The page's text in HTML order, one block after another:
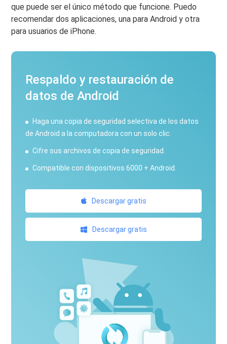
que puede ser el único método que funcione. Puedo
recomendar dos aplicaciones, una para Android y otra
para usuarios de iPhone.
Respaldo y restauración de
datos de Android
Haga una copia de seguridad selectiva de los datos
de Android a la computadora con un solo clic.
Cifre sus archivos de copia de seguridad.
Compatible con dispositivos 6000 + Android.
Descargar gratis
Descargar gratis